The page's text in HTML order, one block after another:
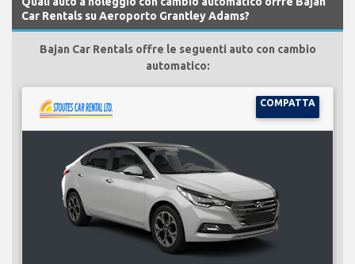
Car Rentals su Aeroporto Grantley Adams?
Bajan Car Rentals offre le seguenti auto con cambio
automatico:
COMPATTA